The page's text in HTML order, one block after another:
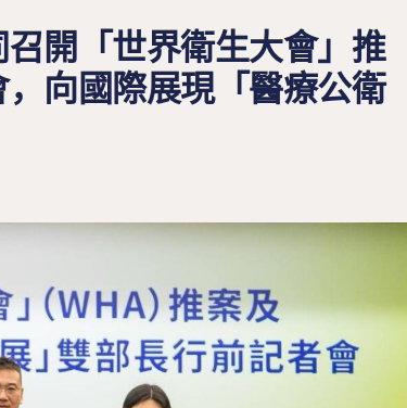
開「世界衛生大會」推
向國際展現「醫療公衛